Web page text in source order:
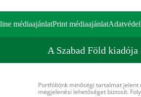
médiaajánlatPrint médiaajánlat
A Szabad Föld
Portfóliónk minőségi tartalmat jelent
megjelenési lehetőséget biztosít.